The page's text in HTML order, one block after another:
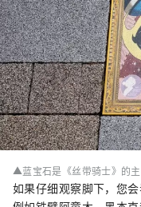
▲蓝宝石是《丝带骑士》的
如果仔细观察脚下，您